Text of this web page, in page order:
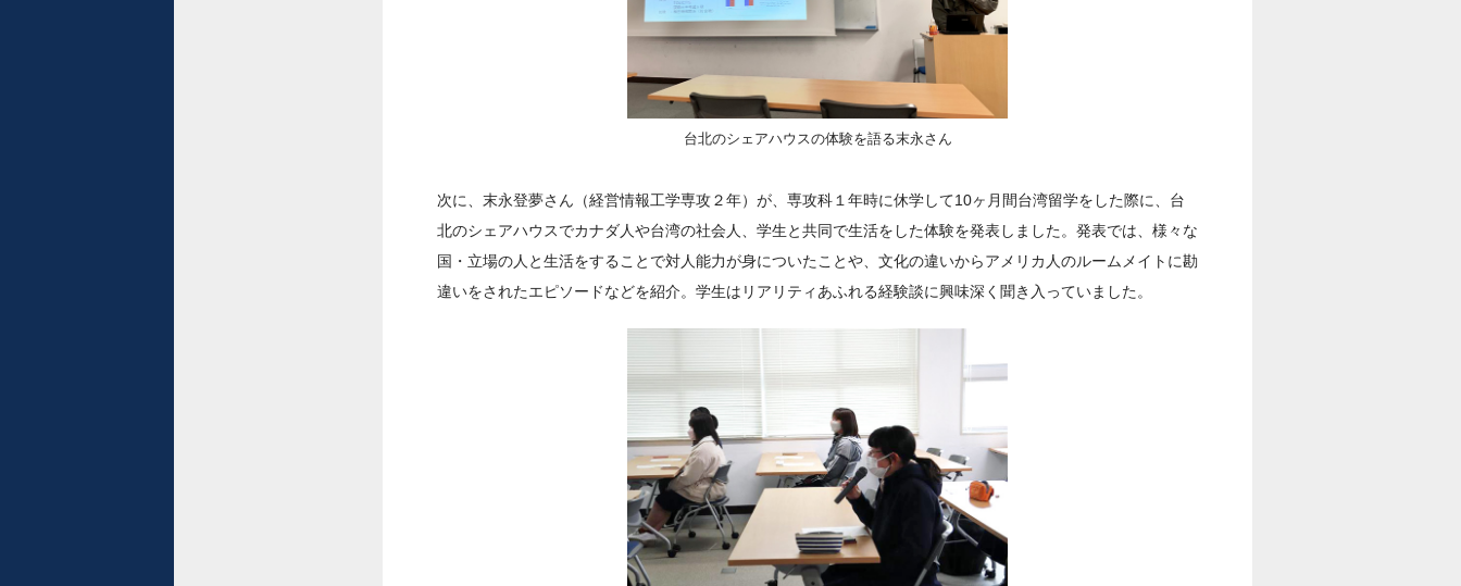
台北のシェアハウスの体験を語る末永さん
次に、末永登夢さん（経営情報工学専攻２年）が、専攻科１年時に休学して10ヶ月間台湾留学をした際に、台
北のシェアハウスでカナダ人や台湾の社会人、学生と共同で生活をした体験を発表しました。発表では、様々な
国・立場の人と生活をすることで対人能力が身についたことや、文化の違いからアメリカ人のルームメイトに勘
違いをされたエピソードなどを紹介。学生はリアリティあふれる経験談に興味深く聞き入っていました。